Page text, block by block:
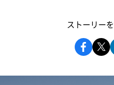
ストーリー